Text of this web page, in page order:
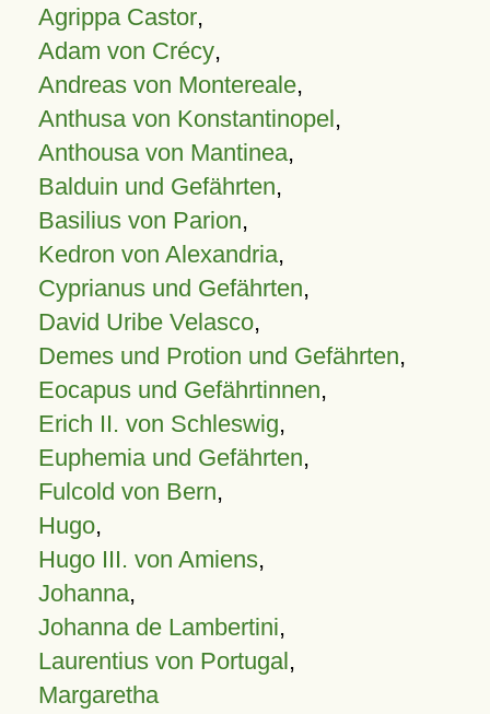
Agrippa Castor,
Adam von Crécy,
Andreas von Montereale,
Anthusa von Konstantinopel,
Anthousa von Mantinea,
Balduin und Gefährten,
Basilius von Parion,
Kedron von Alexandria,
Cyprianus und Gefährten,
David Uribe Velasco,
Demes und Protion und Gefährten,
Eocapus und Gefährtinnen,
Erich II. von Schleswig,
Euphemia und Gefährten,
Fulcold von Bern,
Hugo,
Hugo III. von Amiens,
Johanna,
Johanna de Lambertini,
Laurentius von Portugal,
Margaretha